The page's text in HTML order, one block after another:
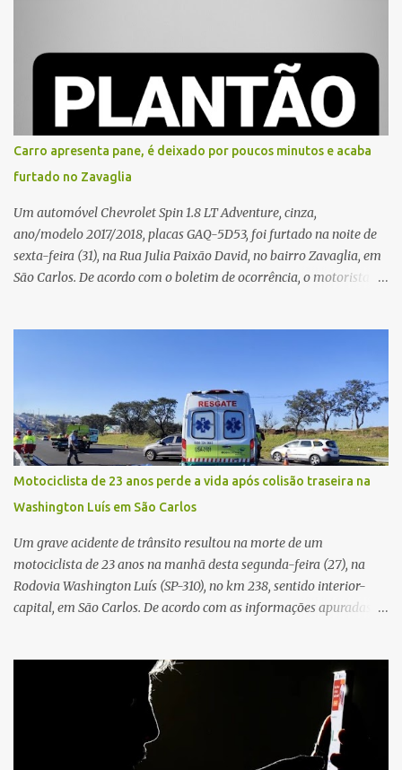
proximidades. Ainda conforme o registro policial, a vítima relatou
que, ao receber a entrega, voltou a ser ofendida com palavras de
baixo calão e insultos. Ela informou à Polícia Civil que mora
sozinha e que se sentiu ameaçada, coagida e humilhada com a
situação. Fonte: São Carlos Agora
Carro apresenta pane, é deixado por poucos minutos e acaba
furtado no Zavaglia
Um automóvel Chevrolet Spin 1.8 LT Adventure, cinza,
ano/modelo 2017/2018, placas GAQ-5D53, foi furtado na noite de
sexta-feira (31), na Rua Julia Paixão David, no bairro Zavaglia, em
São Carlos. De acordo com o boletim de ocorrência, o motorista
permaneceu com a chave de ignição e se ausentou do local por
cerca de dez minutos para buscar ajuda. Ao retornar, constatou
que o automóvel havia desaparecido. A vítima realizou buscas
pelas imediações, mas não conseguiu localizar o veículo.
Conforme o boletim, um menino de aproximadamente 10 anos
relatou ter visto a Spin passando pelo local fazendo um forte ruído,
característica compatível com o problema mecânico que o veículo
já apresentava antes do furto. O carro possui seguro e, segundo a
v...
Motociclista de 23 anos perde a vida após colisão traseira na
Washington Luís em São Carlos
Um grave acidente de trânsito resultou na morte de um
motociclista de 23 anos na manhã desta segunda-feira (27), na
Rodovia Washington Luís (SP-310), no km 238, sentido interior-
capital, em São Carlos. De acordo com as informações apuradas no
veículo, o trânsito estava lento e congestionado devido a obras
realizadas na rodovia, momento em que ocorreu o impacto. Com
a violência da colisão, o motociclista foi arremessado ao solo.
Testemunhas relataram que o capacete teria se desprendido
durante o acidente. O jovem sofreu ferimentos gravíssimos e